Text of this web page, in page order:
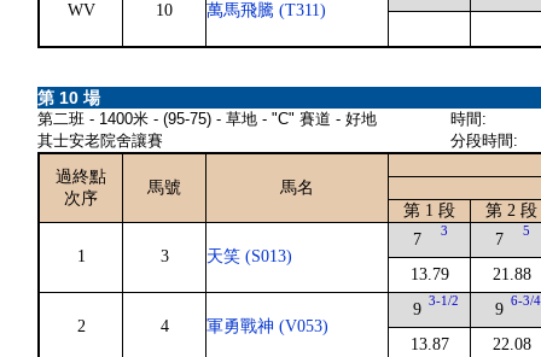
WV 10 萬馬飛騰 (T311)
第 10 場
第二班 - 1400米 - (95-75) - 草地 - "C" 賽道 - 好地
其士安老院舍讓賽
時間:
分段時間:
過終點
次序
馬號
馬名
第 1 段
第 2 段
1 3 天笑 (S013)
7 3
13.79
7 5
21.88
2 4 軍勇戰神 (V053)
9 3-1/2
13.87
9 6-3/4
22.08